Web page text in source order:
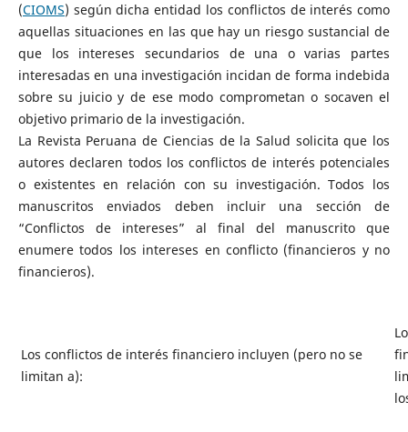
(CIOMS) según dicha entidad los conflictos de interés como
aquellas situaciones en las que hay un riesgo sustancial de
que los intereses secundarios de una o varias partes
interesadas en una investigación incidan de forma indebida
sobre su juicio y de ese modo comprometan o socaven el
objetivo primario de la investigación.
La Revista Peruana de Ciencias de la Salud solicita que los
autores declaren todos los conflictos de interés potenciales
o existentes en relación con su investigación. Todos los
manuscritos enviados deben incluir una sección de
“Conflictos de intereses” al final del manuscrito que
enumere todos los intereses en conflicto (financieros y no
financieros).
Los conflictos de interés financiero incluyen (pero no se
limitan a):